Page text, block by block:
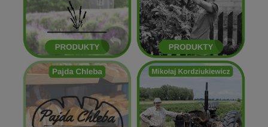
ZOBACZ
Pajda Chleba
ZOBACZ
Mikołaj Kordziukiewicz
ZOBACZ